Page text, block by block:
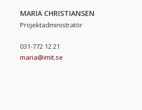
MARIA CHRISTIANSEN
Projektadministratör
031-772 12 21
maria@imit.se